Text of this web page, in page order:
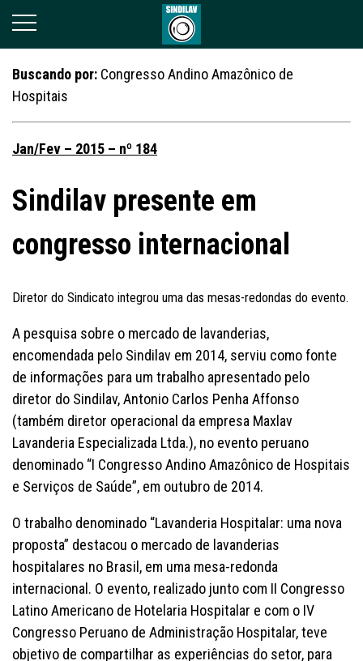
Buscando por: Congresso Andino Amazônico de
Hospitais
Jan/Fev – 2015 – nº 184
Sindilav presente em
congresso internacional
Diretor do Sindicato integrou uma das mesas-redondas do evento.
A pesquisa sobre o mercado de lavanderias,
encomendada pelo Sindilav em 2014, serviu como fonte
de informações para um trabalho apresentado pelo
diretor do Sindilav, Antonio Carlos Penha Affonso
(também diretor operacional da empresa Maxlav
Lavanderia Especializada Ltda.), no evento peruano
denominado “I Congresso Andino Amazônico de Hospitais
e Serviços de Saúde”, em outubro de 2014.
O trabalho denominado “Lavanderia Hospitalar: uma nova
proposta” destacou o mercado de lavanderias
hospitalares no Brasil, em uma mesa-redonda
internacional. O evento, realizado junto com II Congresso
Latino Americano de Hotelaria Hospitalar e com o IV
Congresso Peruano de Administração Hospitalar, teve
objetivo de compartilhar as experiências do setor, para